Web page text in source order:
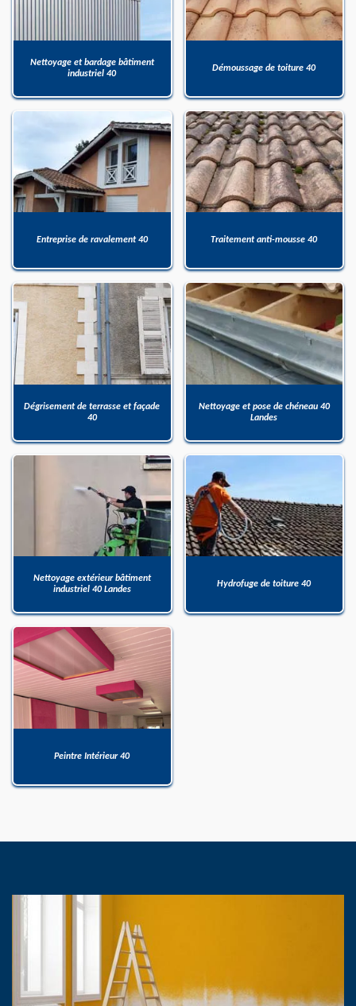
Nettoyage et bardage bâtiment
industriel 40
Démoussage de toiture 40
Entreprise de ravalement 40 Traitement anti-mousse 40
Dégrisement de terrasse et façade
40
Nettoyage et pose de chéneau 40
Landes
Nettoyage extérieur bâtiment
industriel 40 Landes
Hydrofuge de toiture 40
Peintre Intérieur 40